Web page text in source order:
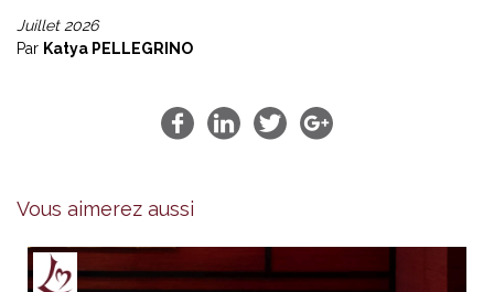
Juillet 2026
Par Katya PELLEGRINO
Vous aimerez aussi